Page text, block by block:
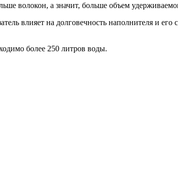
волокон, а значит, больше объем
влияет на долговечность наполнителя и его
более 250 литров воды.